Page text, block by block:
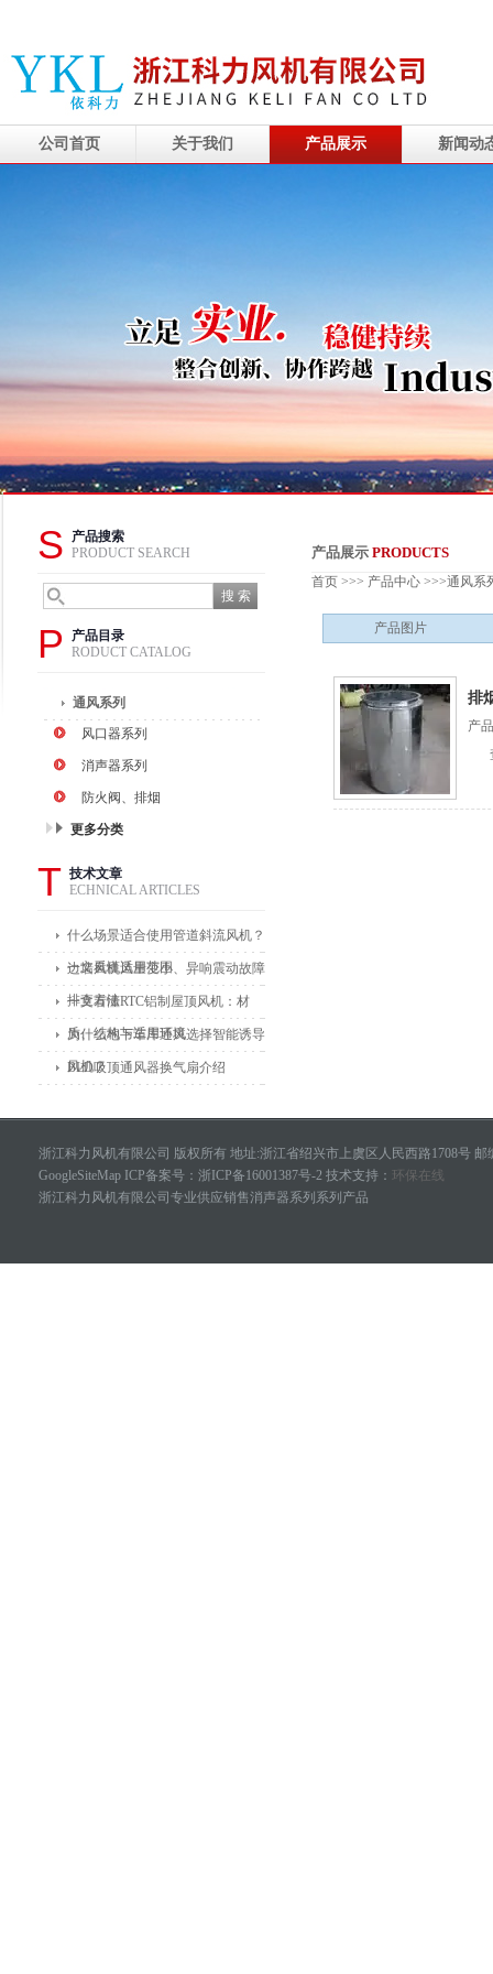
公司首页 关于我们 产品展示 新闻动
S
产品搜索
PRODUCT SEARCH
P
产品目录
RODUCT CATALOG
通风系列
风口器系列
消声器系列
防火阀、排烟
更多分类
T 技术文章
ECHNICAL ARTICLES
什么场景适合使用管道斜流风机？
一文看懂适用范围
边墙风机风量变小、异响震动故障
排查方法
一文看懂RTC铝制屋顶风机：材
质、结构与适用环境
为什么地下车库通风选择智能诱导
风机？
BLD吸顶通风器换气扇介绍
产品展示 PRODUCTS
首页 >>> 产品中心 >>>通风系
产品图片
排
产
浙江科力风机有限公司 版权所有 地址:浙江省绍兴市上虞区人民西路1708号 邮
GoogleSiteMap ICP备案号： 浙ICP备16001387号-2 技术支持： 环保在线
浙江科力风机有限公司专业供应销售消声器系列系列产品